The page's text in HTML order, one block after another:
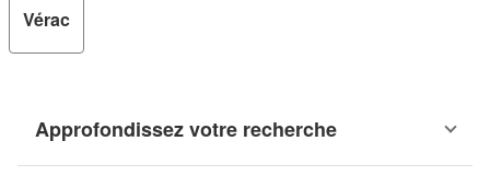
Vérac
Approfondissez votre recherche